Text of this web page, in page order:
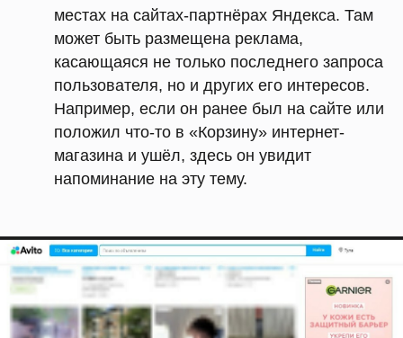
местах на сайтах-партнёрах Яндекса. Там
может быть размещена реклама,
касающаяся не только последнего запроса
пользователя, но и других его интересов.
Например, если он ранее был на сайте или
положил что-то в «Корзину» интернет-
магазина и ушёл, здесь он увидит
напоминание на эту тему.